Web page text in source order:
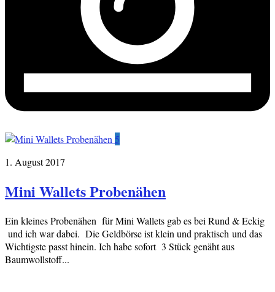
5
1. August 2017
Mini Wallets Probenähen
Ein kleines Probenähen für Mini Wallets gab es bei Rund & Eckig
und ich war dabei. Die Geldbörse ist klein und praktisch und das
Wichtigste passt hinein. Ich habe sofort 3 Stück genäht aus
Baumwollstoff...